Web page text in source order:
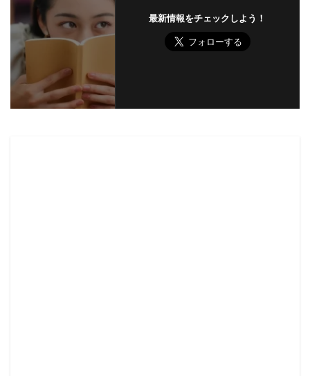
最新情報をチェックしよう！